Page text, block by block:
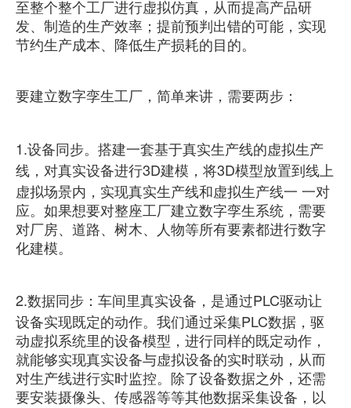
至整个整个工厂进行虚拟仿真，从而提高产品研
发、制造的生产效率；提前预判出错的可能，实现
节约生产成本、降低生产损耗的目的。
要建立数字孪生工厂，简单来讲，需要两步：
1.设备同步。搭建一套基于真实生产线的虚拟生产
线，对真实设备进行3D建模，将3D模型放置到线上
虚拟场景内，实现真实生产线和虚拟生产线一 一对
应。如果想要对整座工厂建立数字孪生系统，需要
对厂房、道路、树木、人物等所有要素都进行数字
化建模。
2.数据同步：车间里真实设备，是通过PLC驱动让
设备实现既定的动作。我们通过采集PLC数据，驱
动虚拟系统里的设备模型，进行同样的既定动作，
就能够实现真实设备与虚拟设备的实时联动，从而
对生产线进行实时监控。除了设备数据之外，还需
要安装摄像头、传感器等等其他数据采集设备，以